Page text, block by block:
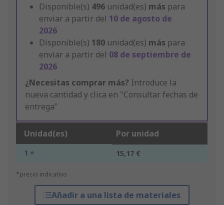
Disponible(s) 496 unidad(es) más para
enviar a partir del 10 de agosto de
2026
Disponible(s) 180 unidad(es) más para
enviar a partir del 08 de septiembre de
2026
¿Necesitas comprar más? Introduce la
nueva cantidad y clica en "Consultar fechas de
entrega"
Unidad(es) Por unidad
1 + 15,17 €
*precio indicativo
Añadir a una lista de materiales